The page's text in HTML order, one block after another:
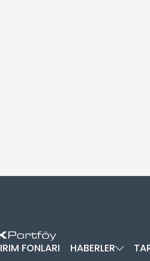
FONLARI HABERLER